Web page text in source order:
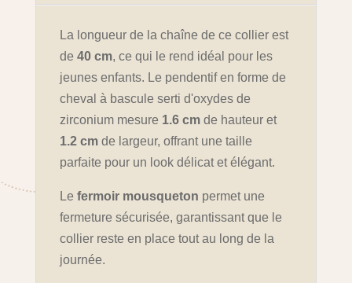
La longueur de la chaîne de ce collier est
de 40 cm, ce qui le rend idéal pour les
jeunes enfants. Le pendentif en forme de
cheval à bascule serti d'oxydes de
zirconium mesure 1.6 cmde hauteur et
1.2 cmde largeur, offrant une taille
parfaite pour un look délicat et élégant.
Le fermoir mousqueton permet une
fermeture sécurisée, garantissant que le
collier reste en place tout au long de la
journée.